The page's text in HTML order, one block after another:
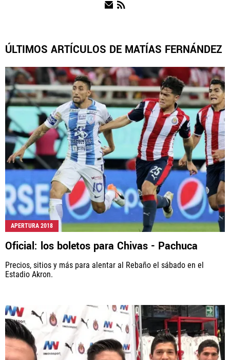
QUIENES SOMOS | STAFF | CONTACTO |
ESCRIBE EN REBAÑO PASIÓN
Rebaño Pasión es una sección especial del portal
Bolavip.com con información destinada a los fans del Club
Chivas.
Esta sección no tiene relación alguna con el club. Para visitar
el sitio oficial haz click aquí
Términos y Condiciones
Políticas de Privacidad
Política Editorial
Ad Choices
Rebaño Pasión, al igual que Futbol Sites, es una
compañía perteneciente a Better Collective. Todos
ÚLTIMOS ARTÍCULOS DE MATÍAS FERNÁNDEZ
APERTURA 2018
Oficial: los boletos para Chivas - Pachuca
Precios, sitios y más para alentar al Rebaño el sábado en el
Estadio Akron.